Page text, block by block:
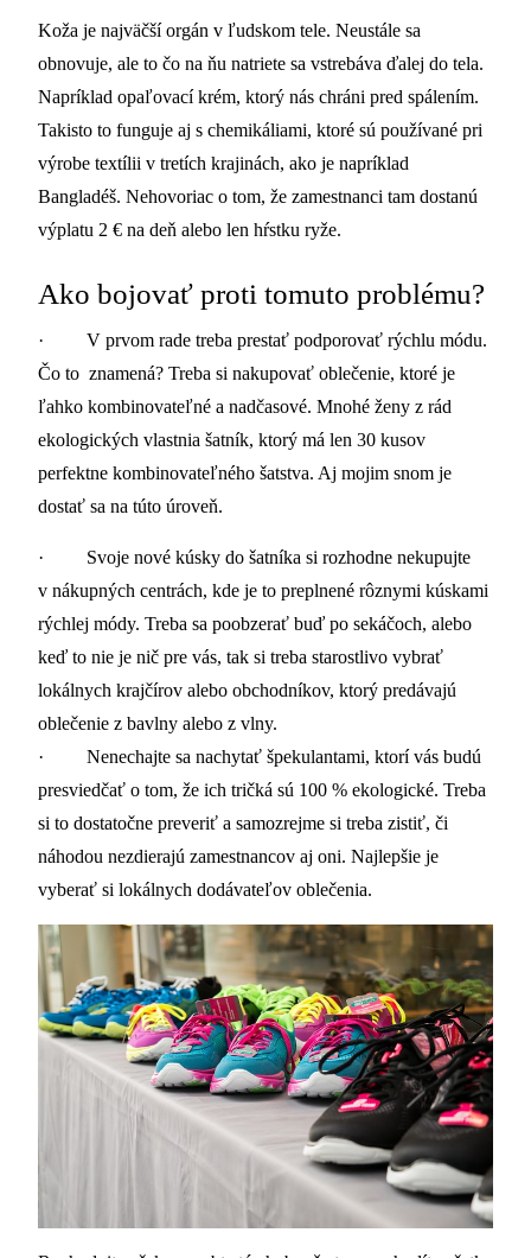
Koža je najväčší orgán v ľudskom tele. Neustále sa
obnovuje, ale to čo na ňu natriete sa vstrebáva ďalej do tela.
Napríklad opaľovací krém, ktorý nás chráni pred spálením.
Takisto to funguje aj s chemikáliami, ktoré sú používané pri
výrobe textílii v tretích krajinách, ako je napríklad
Bangladéš. Nehovoriac o tom, že zamestnanci tam dostanú
výplatu 2 € na deň alebo len hŕstku ryže.
Ako bojovať proti tomuto problému?
· V prvom rade treba prestať podporovať rýchlu módu.
Čo to znamená? Treba si nakupovať oblečenie, ktoré je
ľahko kombinovateľné a nadčasové. Mnohé ženy z rád
ekologických vlastnia šatník, ktorý má len 30 kusov
perfektne kombinovateľného šatstva. Aj mojim snom je
dostať sa na túto úroveň.
· Svoje nové kúsky do šatníka si rozhodne nekupujte
v nákupných centrách, kde je to preplnené rôznymi kúskami
rýchlej módy. Treba sa poobzerať buď po sekáčoch, alebo
keď to nie je nič pre vás, tak si treba starostlivo vybrať
lokálnych krajčírov alebo obchodníkov, ktorý predávajú
oblečenie z bavlny alebo z vlny.
· Nenechajte sa nachytať špekulantami, ktorí vás budú
presviedčať o tom, že ich tričká sú 100 % ekologické. Treba
si to dostatočne preveriť a samozrejme si treba zistiť, či
náhodou nezdierajú zamestnancov aj oni. Najlepšie je
vyberať si lokálnych dodávateľov oblečenia.